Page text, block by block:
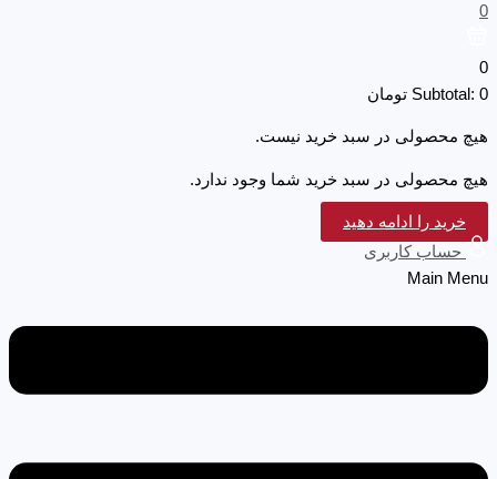
0
0
Subtotal: 0 تومان
هیچ محصولی در سبد خرید نیست.
هیچ محصولی در سبد خرید شما وجود ندارد.
خرید را ادامه دهید
حساب کاربری
Main Menu